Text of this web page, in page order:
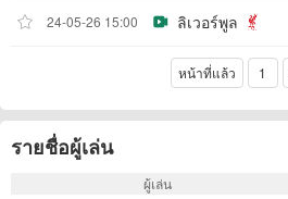
24-05-26 15:00
ลิเวอร์พูล
หน้าที่แล้ว 1
รายชื่อผู้เล่น
ผู้เล่น